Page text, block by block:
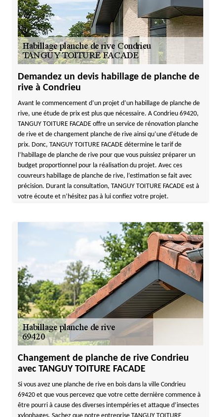
Demandez un devis habillage de planche de
rive à Condrieu
Avant le commencement d’un projet d’un habillage de planche de
rive, une étude de prix est plus que nécessaire. A Condrieu 69420,
TANGUY TOITURE FACADE offre un service de rénovation planche
de rive et de changement planche de rive ainsi qu’une d’étude de
prix. Donc, TANGUY TOITURE FACADE détermine le tarif de
l’habillage de planche de rive pour que vous puissiez préparer un
budget proportionnel pour la réalisation du projet. Avec ces
couvreurs habillage de planche de rive, l’estimation se fait avec
précision. Durant la consultation, TANGUY TOITURE FACADE est à
votre écoute et n’hésitez pas à lui confiez votre projet.
Changement de planche de rive Condrieu
avec TANGUY TOITURE FACADE
Si vous avez une planche de rive en bois dans la ville Condrieu
69420 et que vous percevez que votre cette dernière commence à
être pourri à cause des diverses intempéries et attaque d’insectes